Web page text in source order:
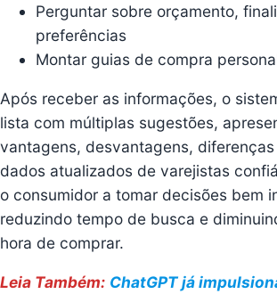
Perguntar sobre orçamento,
preferências
Montar guias de compra
Após receber as informações, o
lista com múltiplas sugestões,
vantagens, desvantagens,
dados atualizados de varejistas
o consumidor a tomar decisões bem
reduzindo tempo de busca e
hora de comprar.
Leia Também: ChatGPT já